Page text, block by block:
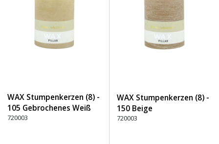
WAX Stumpenkerzen (8) -
105 Gebrochenes Weiß
720003
WAX Stumpenkerzen (8) -
150 Beige
720003